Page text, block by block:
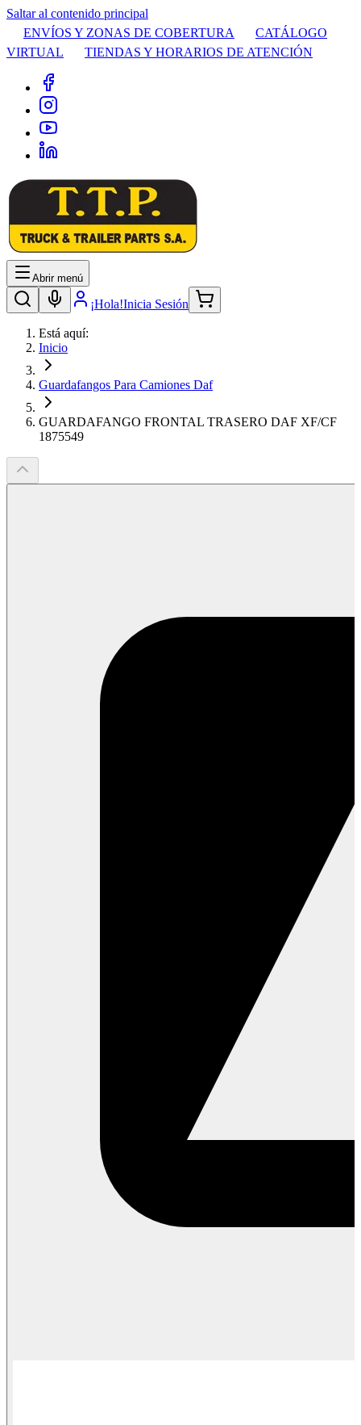
Saltar al contenido principal
ENVÍOS Y ZONAS DE COBERTURA
CATÁLOGO
VIRTUAL
TIENDAS Y HORARIOS DE ATENCIÓN
Abrir menú
¡Hola!Inicia Sesión
Está aquí:
Inicio
Guardafangos Para Camiones Daf
GUARDAFANGO FRONTAL TRASERO DAF XF/CF
1875549